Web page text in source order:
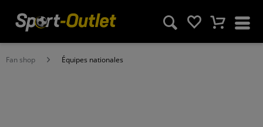
Fan shop Équipes nationales